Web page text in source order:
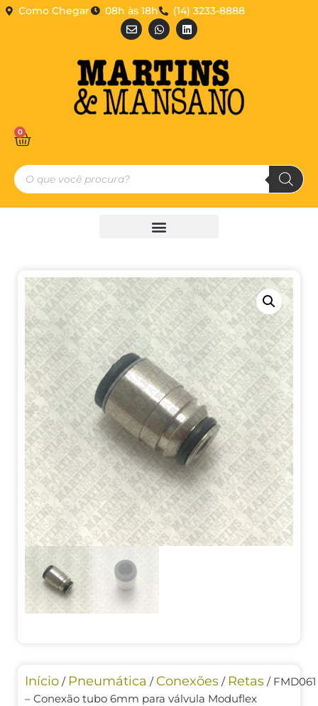
Como Chegar 08h às 18h (14) 3233-8888
0
Início / Pneumática / Conexões / Retas / FMD061
– Conexão tubo 6mm para válvula Moduflex